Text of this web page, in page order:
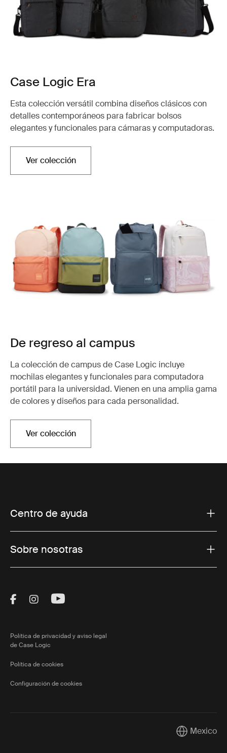
Case Logic Era
Esta colección versátil combina diseños clásicos con
detalles contemporáneos para fabricar bolsos
elegantes y funcionales para cámaras y computadoras.
Ver colección
De regreso al campus
La colección de campus de Case Logic incluye
mochilas elegantes y funcionales para computadora
portátil para la universidad. Vienen en una amplia gama
de colores y diseños para cada personalidad.
Ver colección
Centro de ayuda
Sobre nosotras
Visit Thule on Facebook (external link)
Visit Thule on Instagram (external link)
Visit Thule on Youtube (external
Política de privacidad y aviso legal
de Case Logic
Política de cookies
Configuración de cookies
CurrentMexico